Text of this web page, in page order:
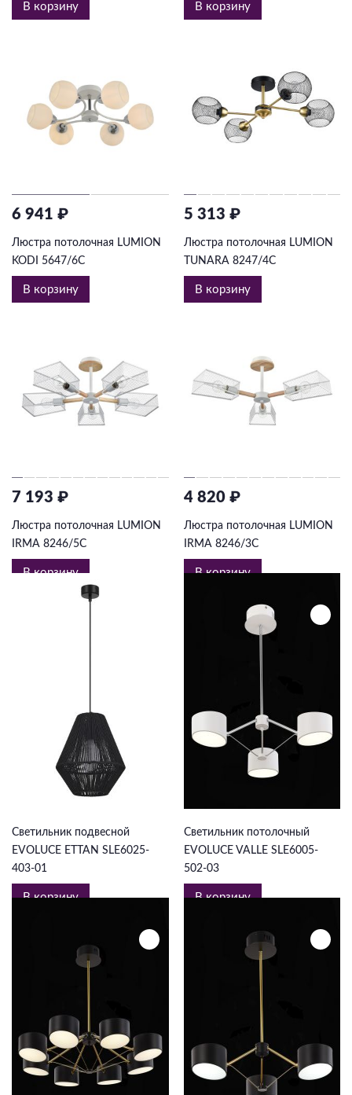
В корзину В корзину
6 941 ₽
Люстра потолочная LUMION
KODI 5647/6C
В корзину
5 313 ₽
Люстра потолочная LUMION
TUNARA 8247/4C
В корзину
7 193 ₽
Люстра потолочная LUMION
IRMA 8246/5C
В корзину
4 820 ₽
Люстра потолочная LUMION
IRMA 8246/3C
В корзину
Светильник подвесной
EVOLUCE ETTAN SLE6025-
403-01
В корзину
Светильник потолочный
EVOLUCE VALLE SLE6005-
502-03
В корзину